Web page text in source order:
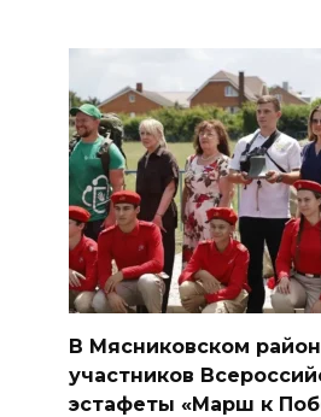
В Мясниковском
участников
эстафеты «Марш к